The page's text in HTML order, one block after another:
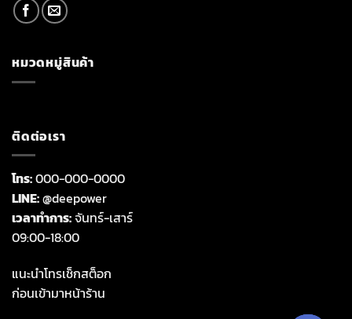
หมวดหมู่สินค้า
ติดต่อเรา
โทร:000-000-0000
LINE:@deepower
เวลาทำการ:จันทร์-เสาร์
09:00-18:00
แนะนำโทรเช็กสต็อก
ก่อนเข้ามาหน้าร้าน